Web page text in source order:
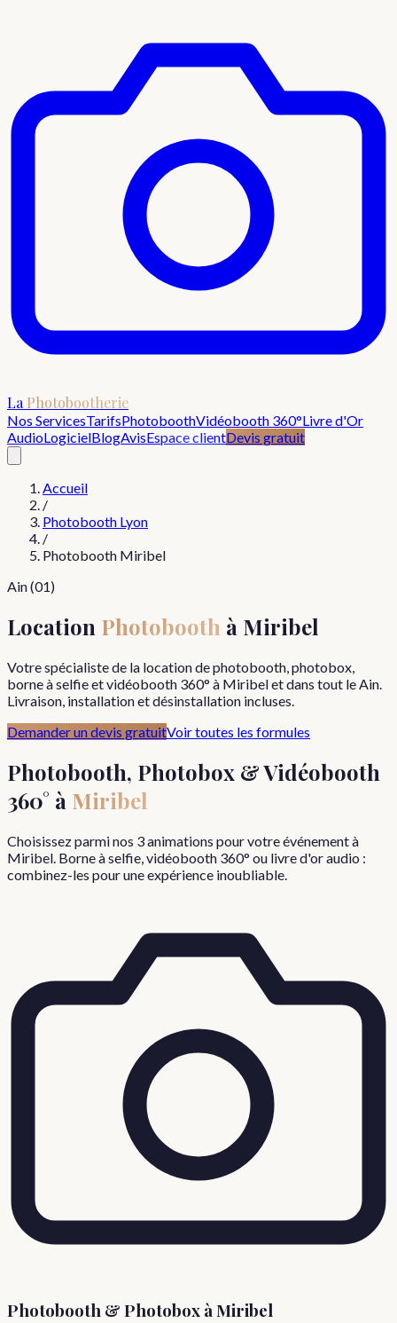
La Photobootherie
Nos ServicesTarifsPhotoboothVidéobooth 360°Livre d'Or
AudioLogicielBlogAvisEspace clientDevis gratuit
Accueil
/
Photobooth Lyon
/
Photobooth Miribel
Ain(01)
Location Photobooth à Miribel
Votre spécialiste de la location de photobooth, photobox,
borne à selfie et vidéobooth 360° à Miribelet dans tout leAin.
Livraison, installation et désinstallation incluses.
Demander un devis gratuitVoir toutes les formules
Photobooth, Photobox & Vidéobooth
360° à Miribel
Choisissez parmi nos 3 animations pour votre événement à
Miribel . Borne à selfie, vidéobooth 360° ou livre d'or audio :
combinez-les pour une expérience inoubliable.
Photobooth & Photobox àMiribel